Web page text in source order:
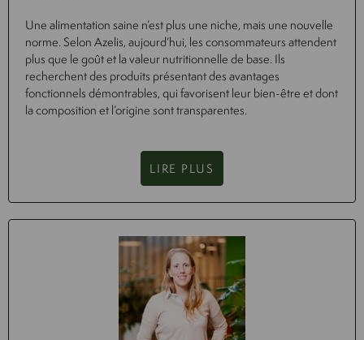
Une alimentation saine n’est plus une niche, mais une nouvelle
norme. Selon Azelis, aujourd’hui, les consommateurs attendent
plus que le goût et la valeur nutritionnelle de base. Ils
recherchent des produits présentant des avantages
fonctionnels démontrables, qui favorisent leur bien-être et dont
la composition et l’origine sont transparentes.
LIRE PLUS